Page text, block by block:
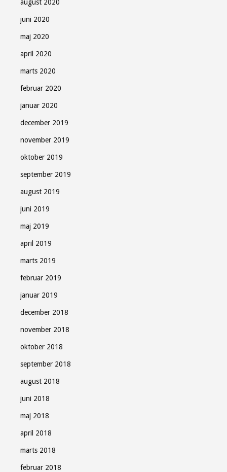
august 2020
juni 2020
maj 2020
april 2020
marts 2020
februar 2020
januar 2020
december 2019
november 2019
oktober 2019
september 2019
august 2019
juni 2019
maj 2019
april 2019
marts 2019
februar 2019
januar 2019
december 2018
november 2018
oktober 2018
september 2018
august 2018
juni 2018
maj 2018
april 2018
marts 2018
februar 2018